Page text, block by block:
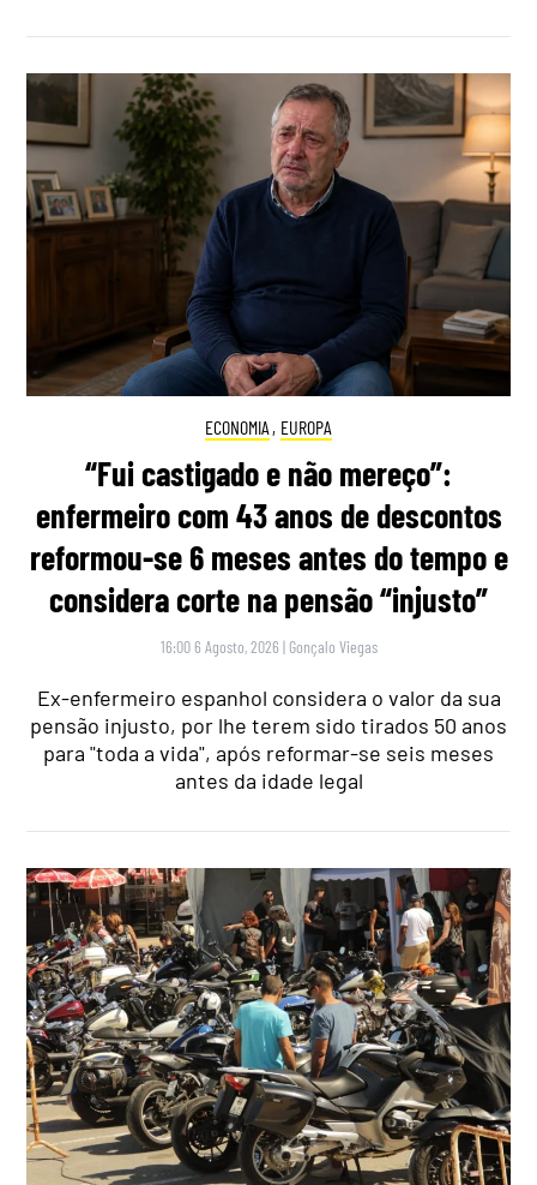
ECONOMIA , EUROPA
“Fui castigado e não mereço”:
enfermeiro com 43 anos de descontos
reformou-se 6 meses antes do tempo e
considera corte na pensão “injusto”
16:00 6 Agosto, 2026 | Gonçalo Viegas
Ex-enfermeiro espanhol considera o valor da sua
pensão injusto, por lhe terem sido tirados 50 anos
para "toda a vida", após reformar-se seis meses
antes da idade legal